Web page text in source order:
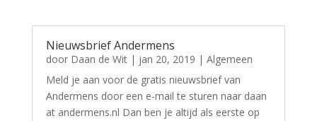
Nieuwsbrief Andermens
door Daan de Wit| jan 20, 2019 | Algemeen
Meld je aan voor de gratis nieuwsbrief van
Andermens door een e-mail te sturen naar daan
at andermens.nl Dan ben je altijd als eerste op